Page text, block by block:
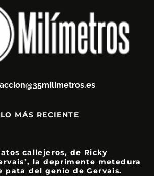
LO MÁS RECIENTE
callejeros, de Ricky
la deprimente metedura
pata del genio de Gervais.